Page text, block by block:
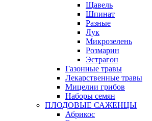
Щавель
Шпинат
Разные
Лук
Микрозелень
Розмарин
Эстрагон
Газонные травы
Лекарственные травы
Мицелии грибов
Наборы семян
ПЛОДОВЫЕ САЖЕНЦЫ
Абрикос